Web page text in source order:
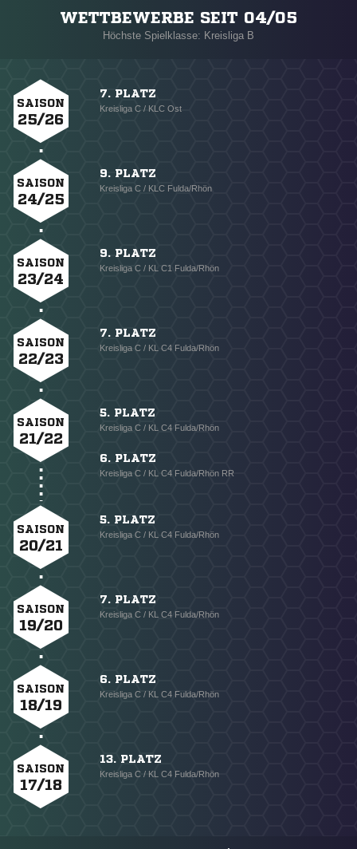
WETTBEWERBE SEIT 04/05
Höchste Spielklasse: Kreisliga B
SAISON
25/26
7. PLATZ
Kreisliga C / KLC Ost
SAISON
24/25
9. PLATZ
Kreisliga C / KLC Fulda/Rhön
SAISON
23/24
9. PLATZ
Kreisliga C / KL C1 Fulda/Rhön
SAISON
22/23
7. PLATZ
Kreisliga C / KL C4 Fulda/Rhön
SAISON
21/22
5. PLATZ
Kreisliga C / KL C4 Fulda/Rhön
6. PLATZ
Kreisliga C / KL C4 Fulda/Rhön RR
SAISON
20/21
5. PLATZ
Kreisliga C / KL C4 Fulda/Rhön
SAISON
19/20
7. PLATZ
Kreisliga C / KL C4 Fulda/Rhön
SAISON
18/19
6. PLATZ
Kreisliga C / KL C4 Fulda/Rhön
SAISON
17/18
13. PLATZ
Kreisliga C / KL C4 Fulda/Rhön